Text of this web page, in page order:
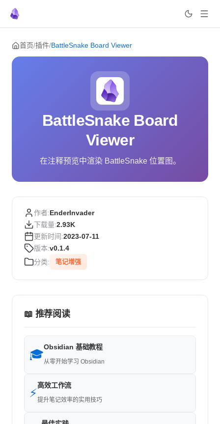
Skip to content
首页/插件/BattleSnake Board Viewer
BattleSnake Board
Viewer
在注释预览中渲染 BattleSnake 位置图。
作者:EnderInvader
下载量:2.93K
更新时间:2023-07-11
版本:v0.1.4
分类:
笔记增强
📖 推荐阅读
🎓
Obsidian 基础教程
从零开始学习 Obsidian
⚡
高效工作流
提升笔记效率的实用技巧